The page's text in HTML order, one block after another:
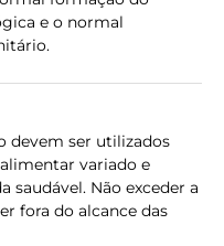
e o normal
devem ser utilizados
variado e
saudável. Não exceder a
fora do alcance das